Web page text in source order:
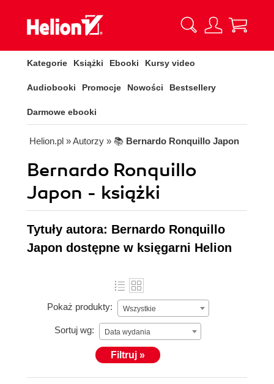
Kategorie Książki Ebooki Kursy video
Audiobooki Promocje Nowości Bestsellery
Darmowe ebooki
Helion.pl » Autorzy » 📚 Bernardo Ronquillo Japon
Bernardo Ronquillo
Japon - książki
Tytuły autora: Bernardo Ronquillo
Japon dostępne w księgarni Helion
Pokaż produkty: Wszystkie
Sortuj wg: Data wydania
Filtruj »